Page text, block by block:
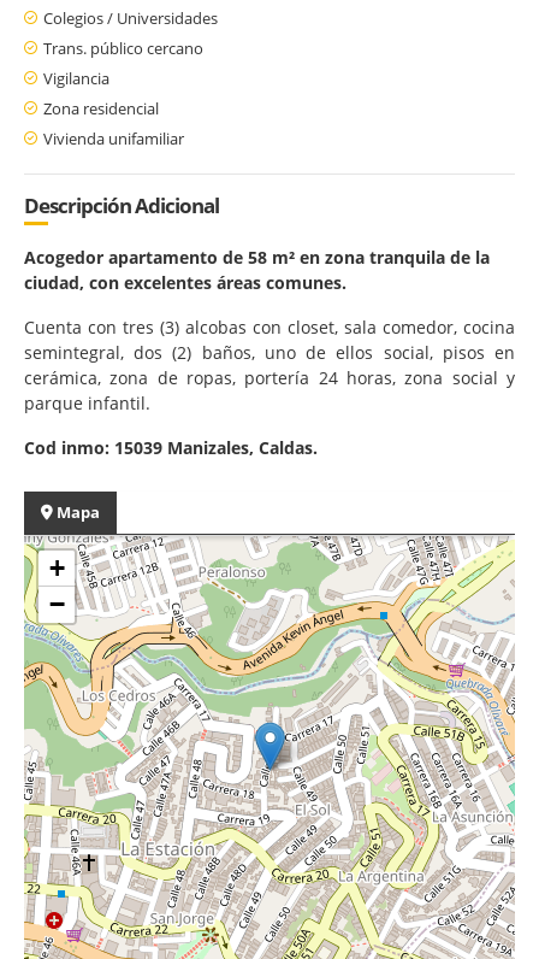
Colegios / Universidades
Trans. público cercano
Vigilancia
Zona residencial
Vivienda unifamiliar
Descripción Adicional
Acogedor apartamento de 58 m² en zona tranquila de la
ciudad, con excelentes áreas comunes.
Cuenta con tres (3) alcobas con closet, sala comedor, cocina
semintegral, dos (2) baños, uno de ellos social, pisos en
cerámica, zona de ropas, portería 24 horas, zona social y
parque infantil.
Cod inmo: 15039 Manizales, Caldas.
Mapa
+
−